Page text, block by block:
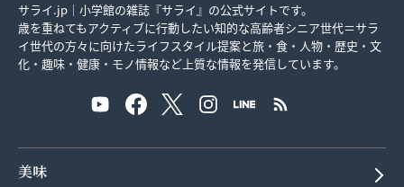
サライ.jp｜小学館の雑誌『サライ』の公式サイトです。
歳を重ねてもアクティブに行動したい知的な高齢者シニア世代＝サラ
イ世代の方々に向けたライフスタイル提案と旅・食・人物・歴史・文
化・趣味・健康・モノ情報など上質な情報を発信しています。
美味